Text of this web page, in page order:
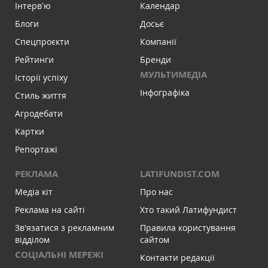
Інтервʼю
Блоги
Спецпроєкти
Рейтинги
Історії успіху
Стиль життя
Агродебати
Картки
Репортажі
Календар
Досьє
Компанії
Бренди
МУЛЬТИМЕДІА
Інфографіка
РЕКЛАМА
Медіа кіт
Реклама на сайті
Зв'язатися з рекламним
відділом
СОЦІАЛЬНІ МЕРЕЖІ
LATIFUNDIST.COM
Про нас
Хто такий Латифундист
Правила користування
сайтом
Контакти редакції